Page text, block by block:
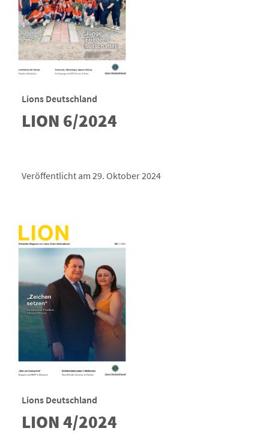
Lions Deutschland
LION 6/2024
Veröffentlicht am 29. Oktober 2024
Lions Deutschland
LION 4/2024